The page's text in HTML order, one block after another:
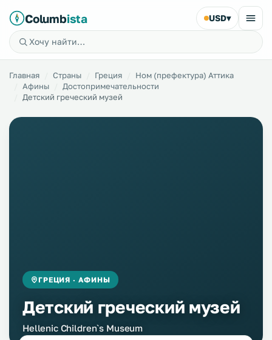
Columbista USD▾
Главная Страны Греция
Ном (префектура) Аттика
Афины
Достопримечательности
Детский греческий музей
ГРЕЦИЯ · АФИНЫ
Детский греческий музей
Hellenic Children`s Museum